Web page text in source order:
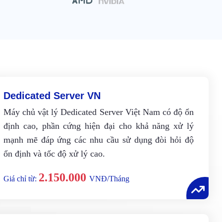
Dedicated Server VN
Máy chủ vật lý Dedicated Server Việt Nam có độ ổn
định cao, phần cứng hiện đại cho khả năng xử lý
mạnh mẽ đáp ứng các nhu cầu sử dụng đòi hỏi độ
ổn định và tốc độ xử lý cao.
Giá chỉ từ: 2.150.000 VNĐ/Tháng